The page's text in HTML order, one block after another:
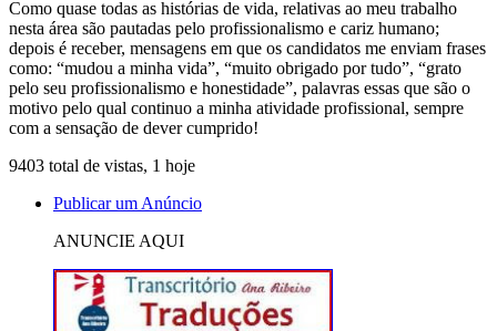
Como quase todas as histórias de vida, relativas ao meu trabalho
nesta área são pautadas pelo profissionalismo e cariz humano;
depois é receber, mensagens em que os candidatos me enviam frases
como: “mudou a minha vida”, “muito obrigado por tudo”, “grato
pelo seu profissionalismo e honestidade”, palavras essas que são o
motivo pelo qual continuo a minha atividade profissional, sempre
com a sensação de dever cumprido!
9403 total de vistas, 1 hoje
Publicar um Anúncio
ANUNCIE AQUI